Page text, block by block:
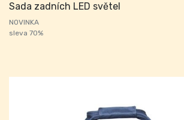
Sada zadních LED světel
NOVINKA
sleva 70%